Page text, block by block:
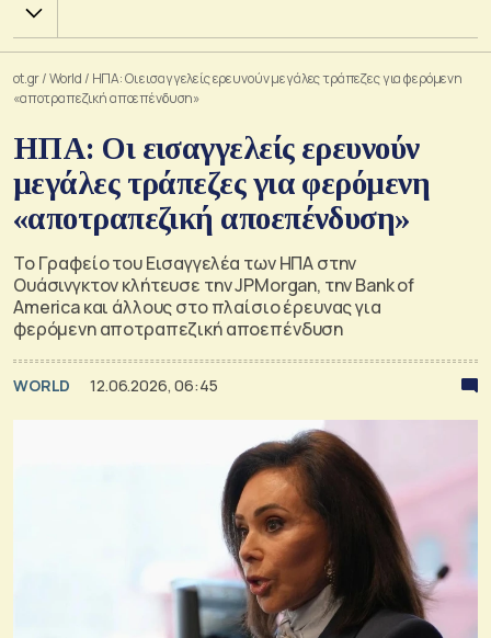
Χ.Α.
ot.gr/World / ΗΠΑ: Οι εισαγγελείς ερευνούν μεγάλες τράπεζες για φερόμενη
«αποτραπεζική αποεπένδυση»
ΗΠΑ: Οι εισαγγελείς ερευνούν
μεγάλες τράπεζες για φερόμενη
«αποτραπεζική αποεπένδυση»
Το Γραφείο του Εισαγγελέα των ΗΠΑ στην
Ουάσινγκτον κλήτευσε την JPMorgan, την Bank of
America και άλλους στο πλαίσιο έρευνας για
φερόμενη αποτραπεζική αποεπένδυση
WORLD 12.06.2026, 06:45